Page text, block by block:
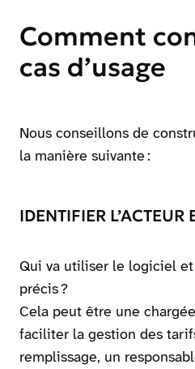
Comment
cas d’usage
Nous conseillons de
la manière suivante :
IDENTIFIER
Qui va utiliser le logiciel
précis ?
Cela peut être une
faciliter la gestion des
remplissage, un